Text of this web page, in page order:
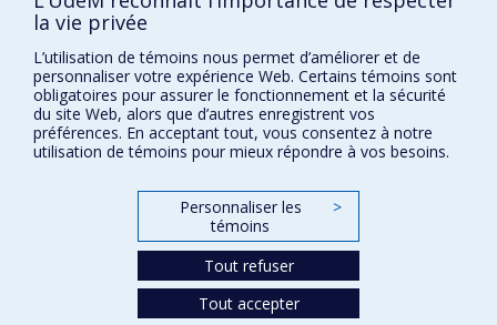
Conditions d’utilisation
la vie privée
L’utilisation de témoins nous permet d’améliorer et de
personnaliser votre expérience Web. Certains témoins sont
obligatoires pour assurer le fonctionnement et la sécurité
du site Web, alors que d’autres enregistrent vos
préférences. En acceptant tout, vous consentez à notre
utilisation de témoins pour mieux répondre à vos besoins.
Personnaliser les
témoins
>
Tout refuser
Tout accepter